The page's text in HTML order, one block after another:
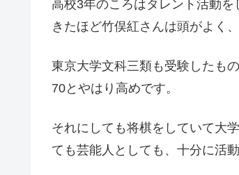
高校3年のころはタレント活動
きたほど竹俣紅さんは頭がよく
東京大学文科三類も受験したも
70とやはり高めです。
それにしても将棋をしていて大
ても芸能人としても、十分に活